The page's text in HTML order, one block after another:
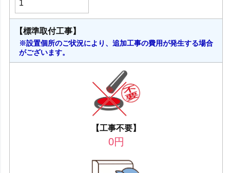
【標準取付工事】
※設置個所のご状況により、追加工事の費用が発生する場合
がございます。
【工事不要】
0円